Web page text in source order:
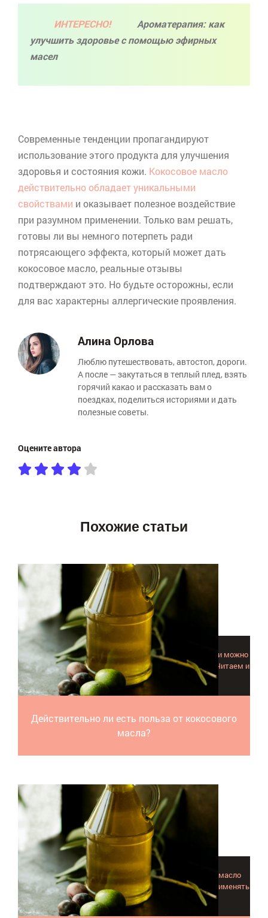
ИНТЕРЕСНО!
Ароматерапия: как
улучшить здоровье с помощью эфирных
масел
Современные тенденции пропагандируют
использование этого продукта для улучшения
здоровья и состояния кожи. Кокосовое масло
действительно обладает уникальными
свойствами и оказывает полезное воздействие
при разумном применении. Только вам решать,
готовы ли вы немного потерпеть ради
потрясающего эффекта, который может дать
кокосовое масло, реальные отзывы
подтверждают это. Но будьте осторожны, если
для вас характерны аллергические проявления.
Алина Орлова
Люблю путешествовать, автостоп, дороги.
А после — закутаться в теплый плед, взять
горячий какао и рассказать вам о
поездках, поделиться историями и дать
полезные советы.
Оцените автора
Похожие статьи
Действительно ли есть польза от кокосового
масла?
В чем именно заключается польза кокосового масла, и можно
ли применять данный продукт в домашних условиях? Читаем и
разбираемся вместе.
Интересная информация о том, как использовалось масло
сандала в прошлом и как и где его можно с успехом применять
сейчас.